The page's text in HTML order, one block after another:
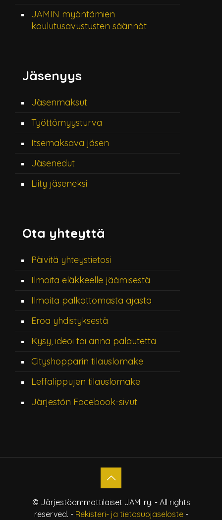
JAMIN myöntämien
koulutusavustusten säännöt
Jäsenyys
Jäsenmaksut
Työttömyysturva
Itsemaksava jäsen
Jäsenedut
Liity jäseneksi
Ota yhteyttä
Päivitä yhteystietosi
Ilmoita eläkkeelle jäämisestä
Ilmoita palkattomasta ajasta
Eroa yhdistyksestä
Kysy, ideoi tai anna palautetta
Cityshopparin tilauslomake
Leffalippujen tilauslomake
Järjestön Facebook-sivut
© Järjestöammattilaiset JAMI ry. - All rights
reserved. - Rekisteri- ja tietosuojaseloste-